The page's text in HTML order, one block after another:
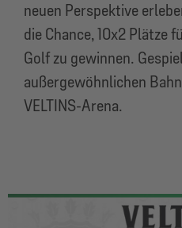
neuen Perspektive
die Chance, 10x2 Plätze
Golf zu gewinnen.
außergewöhnlichen
VELTINS-Arena.